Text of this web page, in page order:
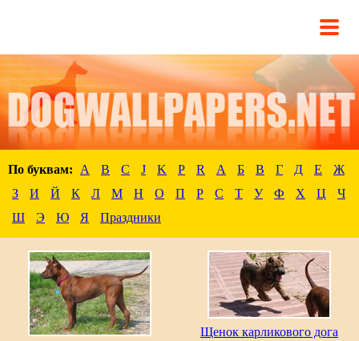
По буквам: A B C J K P R А Б В Г Д Е
Ж
З
И Й К Л М Н О П Р С Т У Ф Х Ц
Ч
Ш
Э Ю Я Праздники
Щенок карликового дога